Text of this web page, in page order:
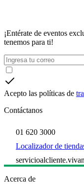
¡Entérate de eventos
tenemos para ti!
Acepto las políticas de
Contáctanos
01 620 3000
Localizador de
Acerca de